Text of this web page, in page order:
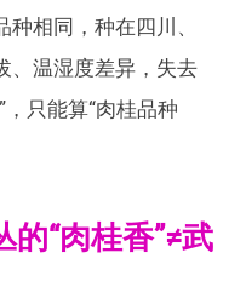
种相同，种在四川、
、温湿度差异，失去
只能算“肉桂品种
“肉桂香”≠武